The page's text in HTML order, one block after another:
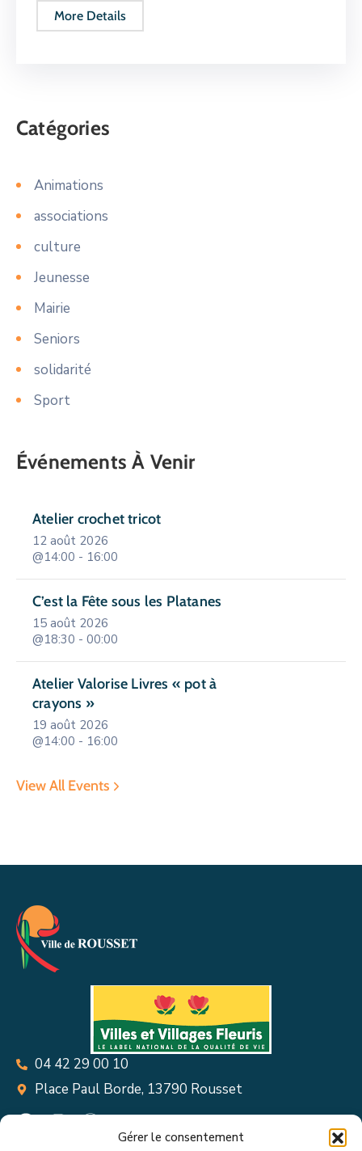
Gérer le consentement
More Details
Catégories
Animations
associations
culture
Jeunesse
Mairie
Seniors
solidarité
Sport
Événements À Venir
Atelier crochet tricot
12 août 2026
@14:00 - 16:00
C’est la Fête sous les Platanes
15 août 2026
@18:30 - 00:00
Atelier Valorise Livres « pot à
crayons »
19 août 2026
@14:00 - 16:00
View All Events
04 42 29 00 10
Place Paul Borde, 13790 Rousset